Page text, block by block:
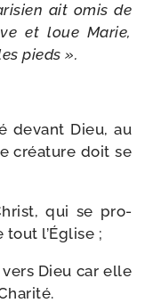
ait omis de
et loue Marie,
pieds ».
devant Dieu, au
créa­ture doit se
qui se pro­
l’Église ;
Dieu car elle